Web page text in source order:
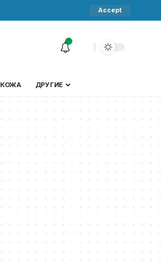
Accept
КОЖА ДРУГИЕ